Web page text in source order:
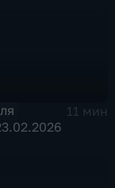
11 мин